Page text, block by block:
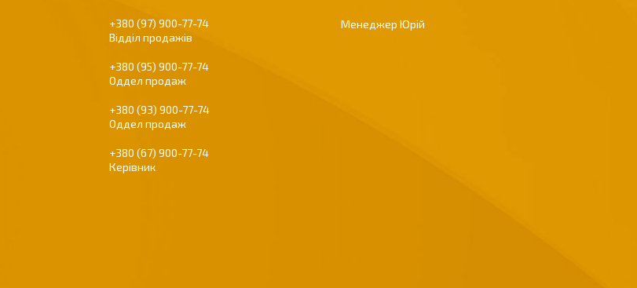
+380 (97) 900-77-74
Відділ продажів
+380 (95) 900-77-74
Оддел продаж
+380 (93) 900-77-74
Оддел продаж
+380 (67) 900-77-74
Керівник
Менеджер Юрій